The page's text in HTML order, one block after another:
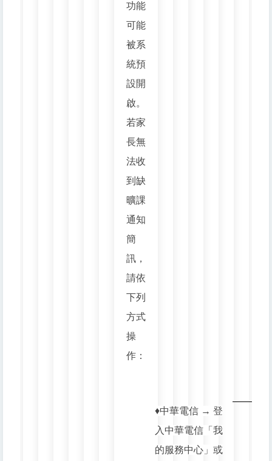
功能
可能
被系
統預
設開
啟。
若家
長無
法收
到缺
曠課
通知
簡
訊，
請依
下列
方式
操
作：
♦️中華電信 → 登
入中華電信「我
的服務中心」或